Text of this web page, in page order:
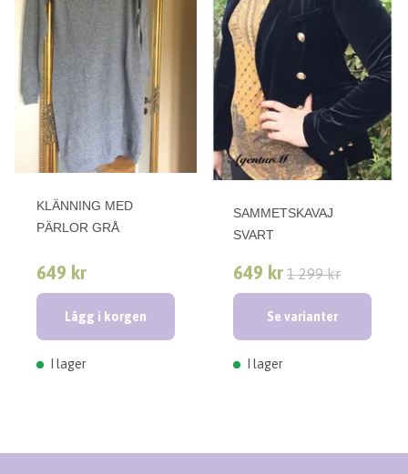
KLÄNNING MED
PÄRLOR GRÅ
649 kr
Lägg i korgen
I lager
SAMMETSKAVAJ
SVART
649 kr 1 299 kr
Se varianter
I lager